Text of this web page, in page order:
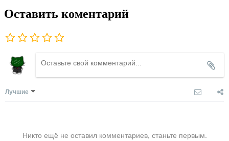
Оставить коментарий
Лучшие
Никто ещё не оставил комментариев, станьте первым.